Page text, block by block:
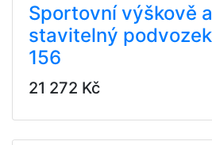
Sportovní výškově
stavitelný
156
21 272 Kč